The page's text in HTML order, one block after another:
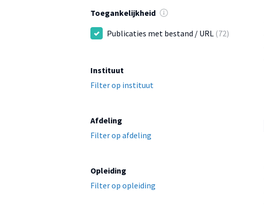
Toegankelijkheid
Publicaties met bestand / URL (72)
Instituut
Filter op instituut
Afdeling
Filter op afdeling
Opleiding
Filter op opleiding